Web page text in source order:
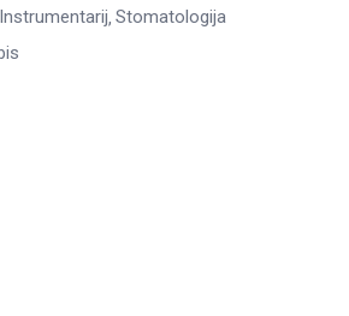
Instrumentarij Stomatologija